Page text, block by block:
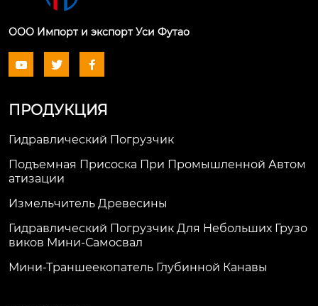
ООО Импорт и экспорт Уси Футао
  
ПРОДУКЦИЯ
Гидравлический Погрузчик
Подъемная Присоска При Промышленной Автом
Атизации
Измельчитель Древесины
Гидравлический Погрузчик Для Небольших Грузо
Виков Мини-Самосвал
Мини-Траншеекопатель Глубинной Канавы